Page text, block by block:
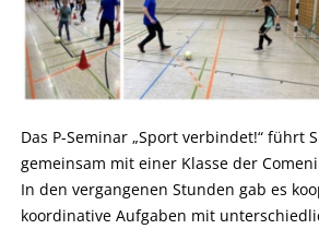
Das P-Seminar „Sport verbindet!“ führt
gemeinsam mit einer Klasse der
In den vergangenen Stunden gab es
koordinative Aufgaben mit